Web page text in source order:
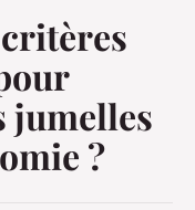
jumelles
?